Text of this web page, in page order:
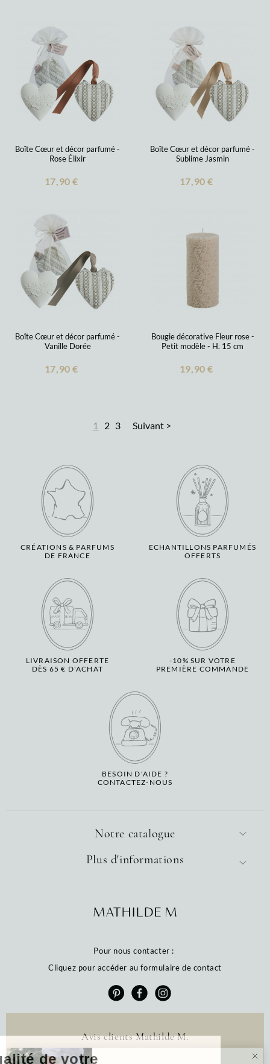
La qualité de votre
Boîte Cœur et décor parfumé -
Rose Élixir
17,90 €
Boîte Cœur et décor parfumé -
Sublime Jasmin
17,90 €
Boîte Cœur et décor parfumé -
Vanille Dorée
17,90 €
Bougie décorative Fleur rose -
Petit modèle - H. 15 cm
19,90 €
1 2 3 Suivant >
CRÉATIONS & PARFUMS
DE FRANCE
ECHANTILLONS PARFUMÉS
OFFERTS
LIVRAISON OFFERTE
DÈS 65 € D'ACHAT
-10% SUR VOTRE
PREMIÈRE COMMANDE
BESOIN D'AIDE ?
CONTACTEZ-NOUS
Notre catalogue
Pour nous contacter :
Cliquez pour accéder au formulaire de contact
Plus d'informations
Avis clients Mathilde M.